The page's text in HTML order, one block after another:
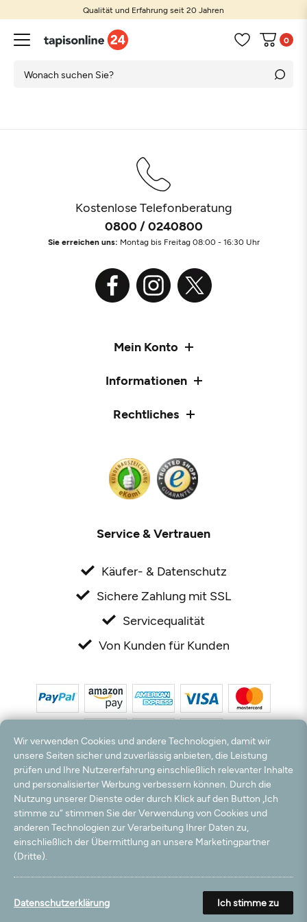
Qualität und Erfahrung seit 20 Jahren
0
Kostenlose Telefonberatung
0800 / 0240800
Sie erreichen uns: Montag bis Freitag 08:00 - 16:30 Uhr
Mein Konto
Informationen
Rechtliches
Service & Vertrauen
Käufer- & Datenschutz
Sichere Zahlung mit SSL
Servicequalität
Von Kunden für Kunden
nur innerhalb Deutschlands und Österreichs.
Hinweis:Wir nutzen Ihre E-Mail Adresse für werbliche Zwecke, die jederzeit widerrufen
werden können. Ihre Daten werden nicht an Dritte weitergegeben.
© 2003 - 2026 Rudolf Hossdorf Teppichhandel e.K. / Alle Rechte vorbehalten. powered by
createyourtemplate
Wir verwenden Cookies und andere Technologien, damit wir
unsere Seiten sicher und zuverlässig anbieten, die Leistung
prüfen und Ihre Nutzererfahrung einschließlich relevanter Inhalte
und personalisierter Werbung verbessern können. Durch die
Nutzung unserer Dienste oder durch Klick auf den Button „Ich
stimme zu“ stimmen Sie der Verwendung von Cookies und
anderen Technologien zur Verarbeitung Ihrer Daten zu,
einschließlich der Übermittlung an unsere Marketingpartner
(Dritte).
Datenschutzerklärung Ich stimme zu